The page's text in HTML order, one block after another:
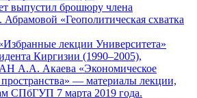
выпустил брошюру члена
«Геополитическая схватка